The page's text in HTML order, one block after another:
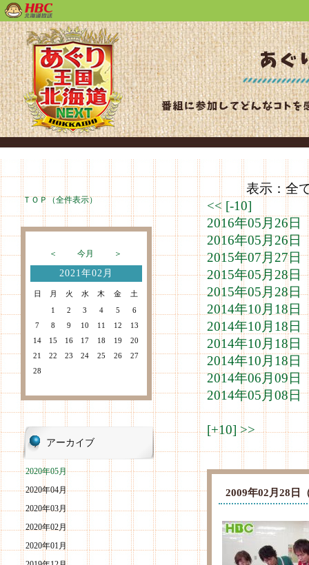
ＴＯＰ（全件表示）
＜ 今月 ＞
2021年02月
日 月 火 水 木 金
土
1
2 3 4 5
6
7
8 9 10 11 12
13
14
15 16 17 18 19
20
21
22 23 24 25 26
27
28
アーカイブ
2020年05月
2020年04月
2020年03月
2020年02月
2020年01月
表示：全て
<< [-10]
2016年05月26
2016年05月26
2015年07月27
2015年05月28
2015年05月28
2014年10月18
2014年10月18
2014年10月18
2014年10月18
2014年06月09
2014年05月08
[+10]>>
2009年02月28